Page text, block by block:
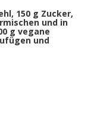
150 g Zucker,
und in
g vegane
und